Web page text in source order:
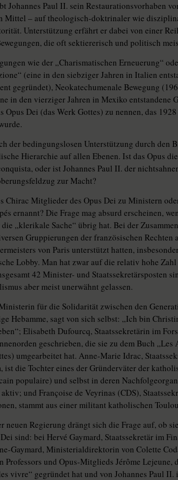
Johannes Paul II. sein Restaurationsvorhaben
Mittel – auf theologisch-doktrinaler wie
Unterstützung erfährt er dabei von einer
die oft sektiererisch und politisch
wie der „Charismatischen Erneuerung“
(eine in den siebziger Jahren in Italien
gegründet), Neokatechumenale Bewegung
in den vierziger Jahren in Mexiko entstandene
Opus Dei (das Werk Gottes) zu nennen, das
der bedingungslosen Unterstützung durch den
Hierarchie auf allen Ebenen. Ist das Opus
oder ist Johannes Paul II. der
zur Macht?
Chirac Mitglieder des Opus Dei zu Ministern
ernannt? Die Frage mag absurd erscheinen,
„klerikale Sache“ übrig hat. Bei der
Gruppierungen der französischen Rechten
von Paris unterstützt hatten,
Lobby. Man hat zwar auf die relativ hohe
42 Minister- und Staatssekretärsposten
aber meist unerwähnt gelassen.
für die Solidarität zwischen den
Hebamme, sagt von sich selbst: „Ich bin
Elisabeth Dufourcq, Staatssekretärin im
geschrieben, die sie zu dem Buch „Les
umgearbeitet hat. Anne-Marie Idrac,
die Tochter eines der Gründerväter der
populaire) und selbst in deren
und Françoise de Veyrinas (CDS),
stammt aus einer militant katholischen
neuen Regierung drängt sich die Frage auf, ob
sind: bei Hervé Gaymard, Staatssekretär im
Gaymard, Ministerialdirektorin von Colette
Professors und Opus-Mitglieds Jérôme
vivre“ gegründet hat und von Johannes Paul